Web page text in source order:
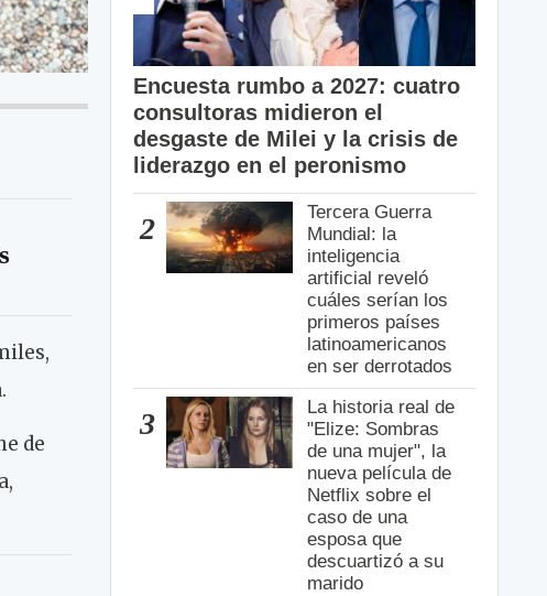
de
Encuesta rumbo a 2027: cuatro
consultoras midieron el
desgaste de Milei y la crisis de
liderazgo en el peronismo
2
Tercera Guerra
Mundial: la
inteligencia
artificial reveló
cuáles serían los
primeros países
latinoamericanos
en ser derrotados
3
La historia real de
"Elize: Sombras
de una mujer", la
nueva película de
Netflix sobre el
caso de una
esposa que
descuartizó a su
marido